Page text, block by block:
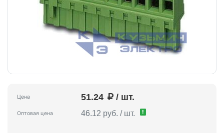
Цена 51.24 / шт.
Оптовая цена 46.12 руб. / шт. !